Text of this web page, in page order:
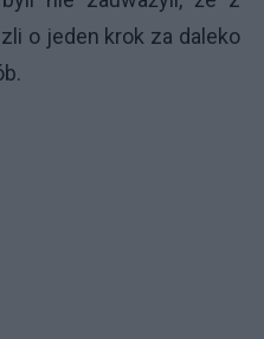
o jeden krok za daleko